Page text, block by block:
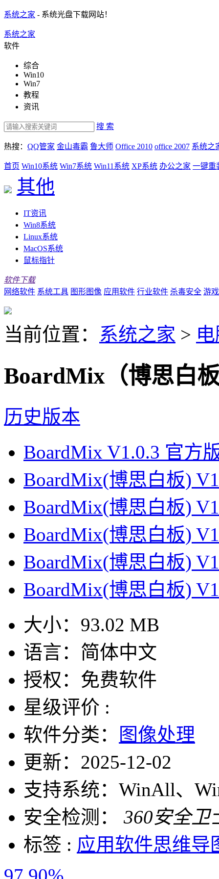
系统之家 - 系统光盘下载网站！
系统之家
软件
综合
Win10
Win7
教程
资讯
搜 索
热搜： QQ管家 金山毒霸 鲁大师 Office 2010 office 2007 系统之
首页 Win10系统 Win7系统 Win11系统 XP系统 办公之家 一键重
其他
IT资讯
Win8系统
Linux系统
MacOS系统
鼠标指针
软件下载
网络软件 系统工具 图形图像 应用软件 行业软件 杀毒安全 游
当前位置： 系统之家 >
BoardMix（博思白
历史版本
BoardMix V1.0.3 官方
BoardMix(博思白板)
BoardMix(博思白板)
BoardMix(博思白板)
BoardMix(博思白板)
BoardMix(博思白板)
大小： 93.02 MB
语言： 简体中文
授权： 免费软件
星级评价 :
软件分类：
图像处理
更新： 2025-12-02
支持系统： WinAll、
安全检测：
360安全卫
标签 : 应用软件思维导